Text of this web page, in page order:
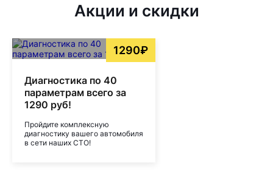
Акции и скидки
1290₽
Диагностика по 40
параметрам всего за
1290 руб!
Пройдите комплексную
диагностику вашего автомобиля
в сети наших СТО!